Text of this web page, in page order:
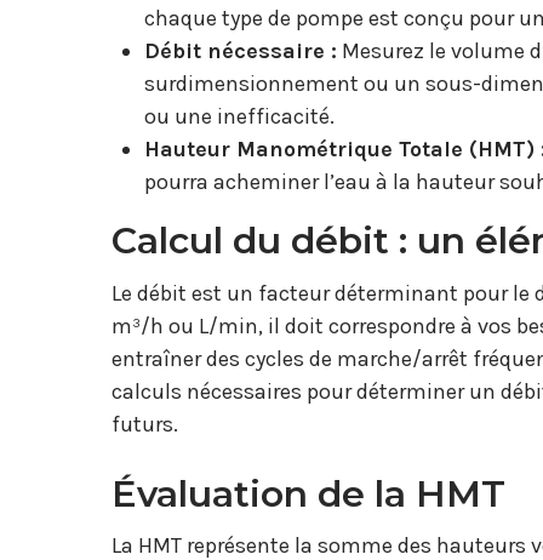
chaque type de pompe est conçu pour
Débit nécessaire : Mesurez le volume
surdimensionnement ou un sous-
ou une inefficacité.
Hauteur Manométrique Totale (HMT)
pourra acheminer l’eau à la hauteur
Calcul du débit : un
Le débit est un facteur déterminant pour le
m³/h ou L/min, il doit correspondre à vos
entraîner des cycles de marche/arrêt
calculs nécessaires pour déterminer un
futurs.
Évaluation de la HMT
La HMT représente la somme des hauteurs